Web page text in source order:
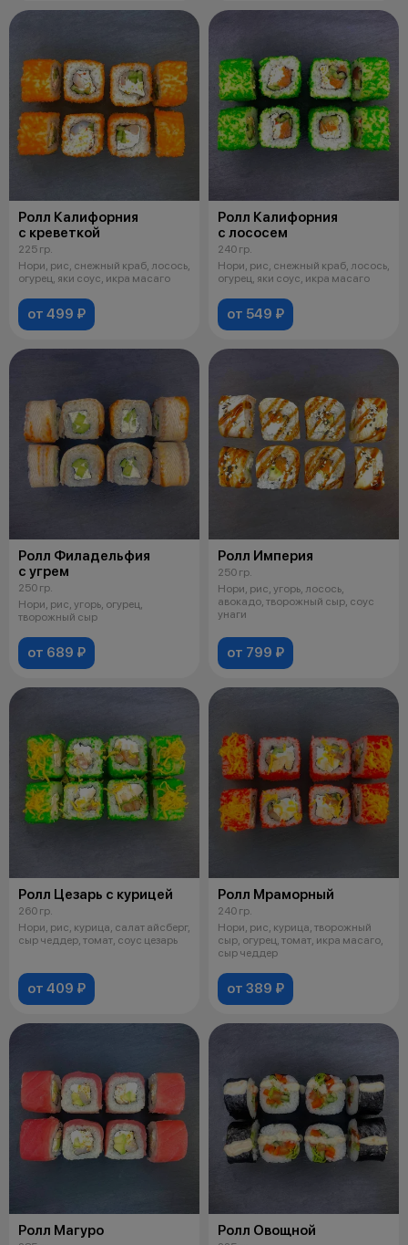
Ролл Калифорния
с креветкой
225 гр.
Нори, рис, снежный краб, лосось,
огурец, яки соус, икра масаго
от 499 ₽
Ролл Калифорния
с лососем
240 гр.
Нори, рис, снежный краб, лосось,
огурец, яки соус, икра масаго
от 549 ₽
Ролл Филадельфия
с угрем
250 гр.
Нори, рис, угорь, огурец,
творожный сыр
от 689 ₽
Ролл Империя
250 гр.
Нори, рис, угорь, лосось,
авокадо, творожный сыр, соус
унаги
от 799 ₽
Ролл Цезарь с курицей
260 гр.
Нори, рис, курица, салат айсберг,
сыр чеддер, томат, соус цезарь
от 409 ₽
Ролл Мраморный
240 гр.
Нори, рис, курица, творожный
сыр, огурец, томат, икра масаго,
сыр чеддер
от 389 ₽
Ролл Магуро Ролл Овощной